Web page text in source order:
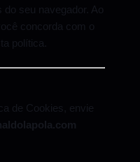
seu navegador. Ao
concorda com o
política.
de Cookies, envie